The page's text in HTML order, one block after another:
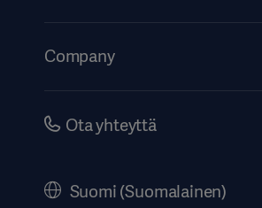
Events
Company
CareersOta yhteyttä
Suomi (Suomalainen)